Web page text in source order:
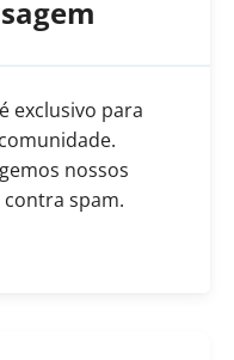
exclusivo para
nossos
contra spam.